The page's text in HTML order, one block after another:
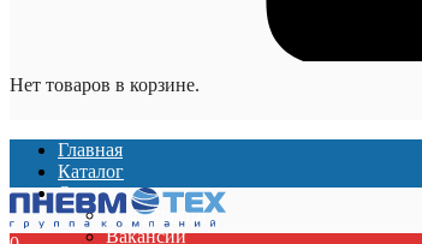
Нет товаров в корзине.
Главная
Каталог
О компании
О компании
Вакансии